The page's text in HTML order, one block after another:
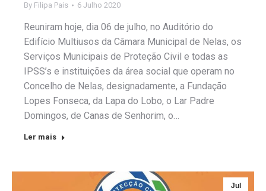
By Filipa Pais 6 Julho 2020
Reuniram hoje, dia 06 de julho, no Auditório do
Edifício Multiusos da Câmara Municipal de Nelas, os
Serviços Municipais de Proteção Civil e todas as
IPSS’s e instituições da área social que operam no
Concelho de Nelas, designadamente, a Fundação
Lopes Fonseca, da Lapa do Lobo, o Lar Padre
Domingos, de Canas de Senhorim, o…
Ler mais
Jul